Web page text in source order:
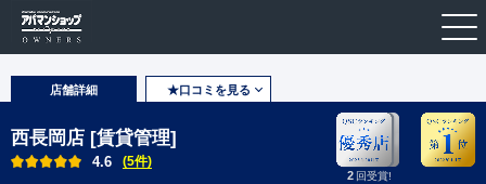
店舗詳細 ★口コミを見る
西長岡店 [賃貸管理]
4.6 (5件)
2 回受賞!